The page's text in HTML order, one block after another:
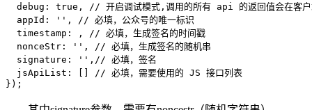
debug: true, // 开启调试模式,调用的所有 api 的返回值会在客
  appId: '', // 必填，公众号的唯一标识
  timestamp: , // 必填，生成签名的时间戳
  nonceStr: '', // 必填，生成签名的随机串
  signature: '',// 必填，签名
  jsApiList: [] // 必填，需要使用的 JS 接口列表
});